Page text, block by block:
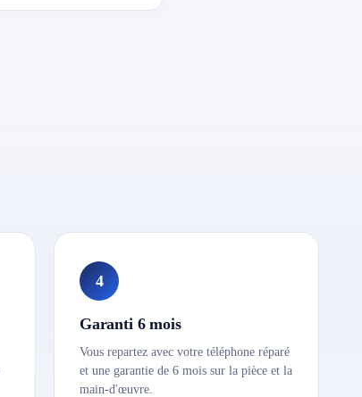
4
Garanti 6 mois
Vous repartez avec votre téléphone réparé
et une garantie de 6 mois sur la pièce et la
main-d'œuvre.